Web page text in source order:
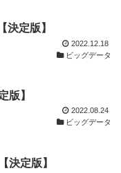
決定版】
2022.12.18
ビッグデータ
版】
2022.08.24
ビッグデータ
決定版】